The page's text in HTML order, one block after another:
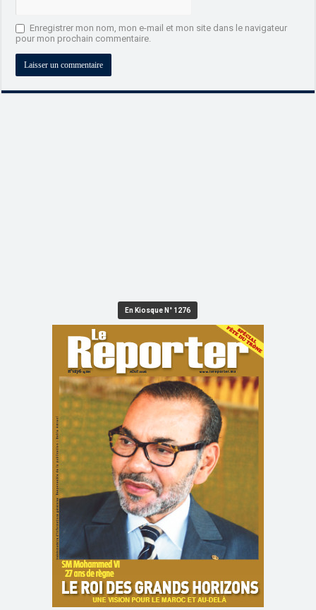
Enregistrer mon nom, mon e-mail et mon site dans le navigateur
pour mon prochain commentaire.
En Kiosque N° 1276